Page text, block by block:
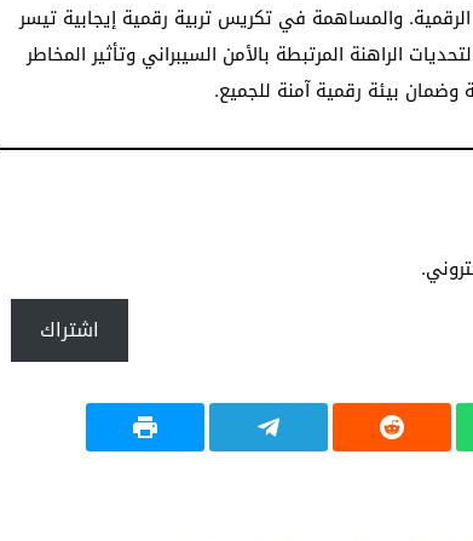
والمساهمة في تكريس تربية رقمية إيجابية تيسر
الراهنة المرتبطة بالأمن السيبراني وتأثير المخاطر
وضمان بيئة رقمية آمنة للجميع.
اشتراك